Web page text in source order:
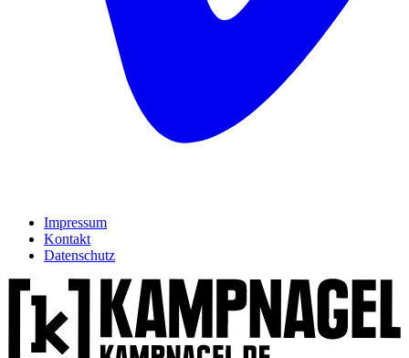
Impressum
Kontakt
Datenschutz